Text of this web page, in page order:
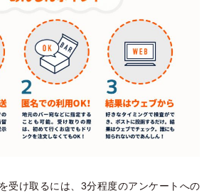
受け取るには、3分程度のアンケートへの